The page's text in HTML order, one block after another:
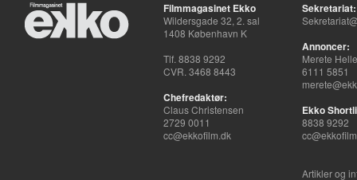
Filmmagasinet Ekko
Wildersgade 32, 2. sal
1408 København K
Tlf. 8838 9292
CVR. 3468 8443
Chefredaktør:
Claus Christensen
2729 0011
cc@ekkofilm.dk
Sekretariat:
Annoncer:
Merete
6111 5851
Ekko
8838 9292
Artikler og